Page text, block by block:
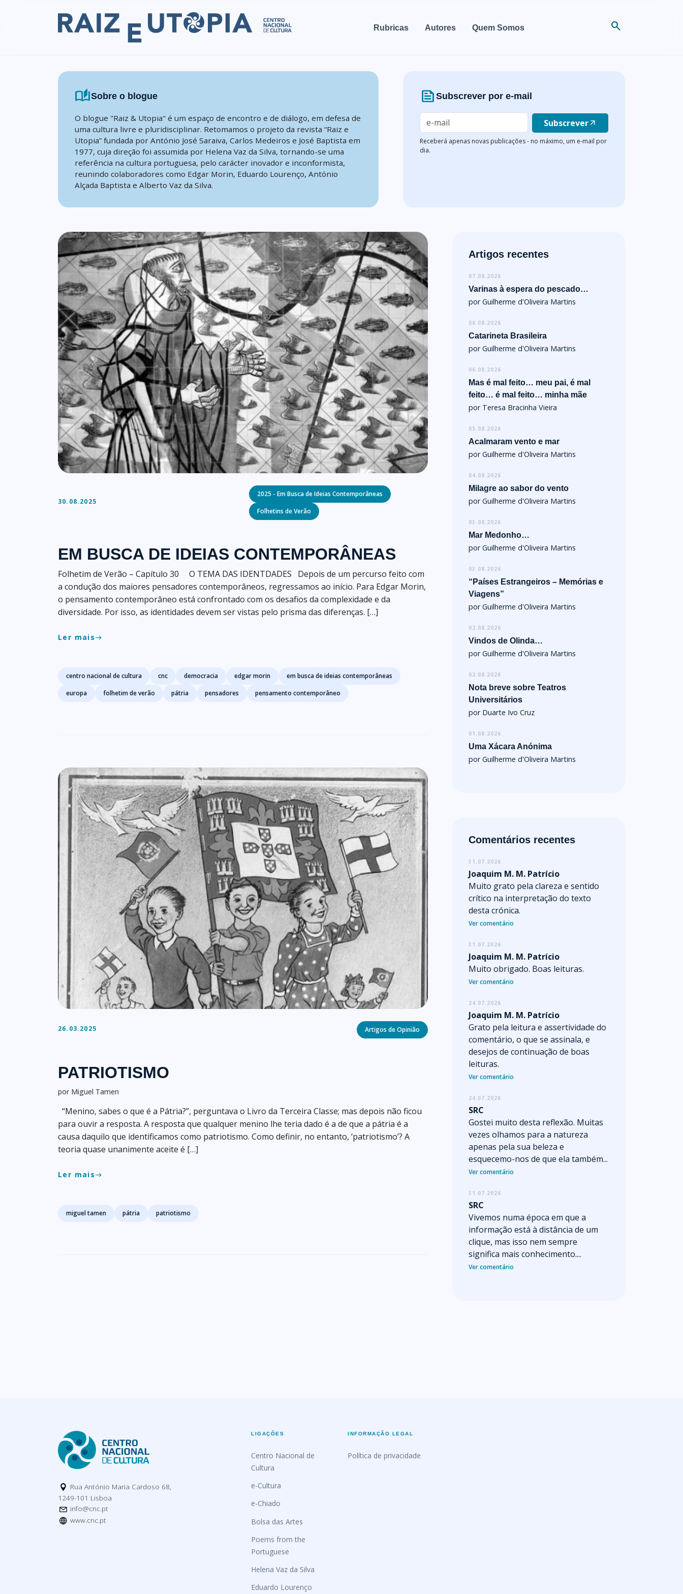
Rubricas Autores Quem Somos search
auto_storiesSobre o blogue
O blogue "Raiz & Utopia" é um espaço de encontro e de diálogo, em defesa de
uma cultura livre e pluridisciplinar. Retomamos o projeto da revista “Raiz e
Utopia” fundada por António José Saraiva, Carlos Medeiros e José Baptista em
1977, cuja direção foi assumida por Helena Vaz da Silva, tornando-se uma
referência na cultura portuguesa, pelo carácter inovador e inconformista,
reunindo colaboradores como Edgar Morin, Eduardo Lourenço, António
Alçada Baptista e Alberto Vaz da Silva.
news Subscrever por e-mail
Subscrever arrow_outward
Receberá apenas novas publicações - no máximo, um e-mail por
dia.
Lista de artigos
30.08.2025
Categories
2025 - Em Busca de Ideias Contemporâneas
Folhetins de Verão
EM BUSCA DE IDEIAS CONTEMPORÂNEAS
Folhetim de Verão – Capítulo 30 O TEMA DAS IDENTDADES Depois de um percurso feito com
a condução dos maiores pensadores contemporâneos, regressamos ao início. Para Edgar Morin,
o pensamento contemporâneo está confrontado com os desafios da complexidade e da
diversidade. Por isso, as identidades devem ser vistas pelo prisma das diferenças. […]
Ler maiseast
Tags
centro nacional de cultura cnc democracia edgar morin
em busca de ideias contemporâneas
europa
folhetim de verão pátria pensadores pensamento contemporâneo
26.03.2025 Categories
Artigos de Opinião
PATRIOTISMO
por Miguel Tamen
“Menino, sabes o que é a Pátria?”, perguntava o Livro da Terceira Classe; mas depois não ficou
para ouvir a resposta. A resposta que qualquer menino lhe teria dado é a de que a pátria é a
causa daquilo que identificamos como patriotismo. Como definir, no entanto, ‘patriotismo’? A
teoria quase unanimente aceite é […]
Ler maiseast
Tags
miguel tamen pátria patriotismo
Artigos recentes
07.08.2026
Varinas à espera do pescado…
por Guilherme d'Oliveira Martins
06.08.2026
Catarineta Brasileira
por Guilherme d'Oliveira Martins
06.08.2026
Mas é mal feito… meu pai, é mal
feito… é mal feito… minha mãe
por Teresa Bracinha Vieira
05.08.2026
Acalmaram vento e mar
por Guilherme d'Oliveira Martins
04.08.2026
Milagre ao sabor do vento
por Guilherme d'Oliveira Martins
03.08.2026
Mar Medonho…
por Guilherme d'Oliveira Martins
03.08.2026
“Países Estrangeiros – Memórias e
Viagens”
por Guilherme d'Oliveira Martins
02.08.2026
Vindos de Olinda…
por Guilherme d'Oliveira Martins
02.08.2026
Nota breve sobre Teatros
Universitários
por Duarte Ivo Cruz
01.08.2026
Uma Xácara Anónima
por Guilherme d'Oliveira Martins
Comentários recentes
31.07.2026
Joaquim M. M. Patrício
Muito grato pela clareza e sentido
crítico na interpretação do texto
desta crónica.
Ver comentário
31.07.2026
Joaquim M. M. Patrício
Muito obrigado. Boas leituras.
Ver comentário
24.07.2026
Joaquim M. M. Patrício
Grato pela leitura e assertividade do
comentário, o que se assinala, e
desejos de continuação de boas
leituras.
Ver comentário
24.07.2026
SRC
Gostei muito desta reflexão. Muitas
vezes olhamos para a natureza
apenas pela sua beleza e
esquecemo-nos de que ela também...
Ver comentário
31.07.2026
SRC
Vivemos numa época em que a
informação está à distância de um
clique, mas isso nem sempre
significa mais conhecimento....
Ver comentário
Rua António Maria Cardoso 68,
1249-101 Lisboa
info@cnc.pt
www.cnc.pt
LIGAÇÕES
Centro Nacional de
Cultura
e-Cultura
e-Chiado
Bolsa das Artes
Poems from the
Portuguese
Helena Vaz da Silva
Eduardo Lourenço
INFORMAÇÃO LEGAL
Política de privacidade